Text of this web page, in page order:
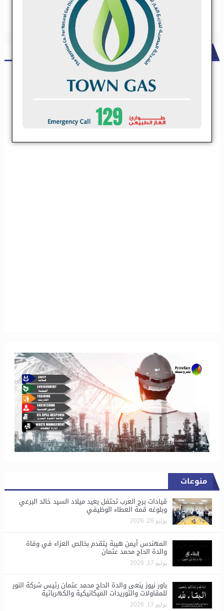
شركة مقاولات كبري تعلن عن حاجتها لعدد من مقاولي
تعلن شركة مقاولات كبيرة عن فتح باب التسجيل لمقاولين الباطن فى
تعلن شركة مقاولات كبيرة عن فتح باب التسجيل
منوعات
قيادات برج العرب تحتفل بعيد ميلاد السيد خالد البرعي
وبلوغه قمة العطاء الوظيفي
يوليو 28, 2026
المهندس أيمن هيبة يتقدم بخالص العزاء في وفاة
والدة الحاج محمد عثمان
يوليو 17, 2026
باور نيوز ينعى والدة الحاج محمد عثمان رئيس شركة النور
للمقاولات والتوريدات الميكانيكية والكهربائية
يوليو 17, 2026